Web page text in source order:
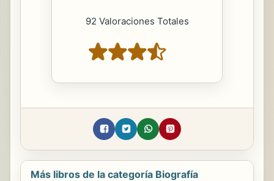
92 Valoraciones Totales
Más libros de la categoría Biografía